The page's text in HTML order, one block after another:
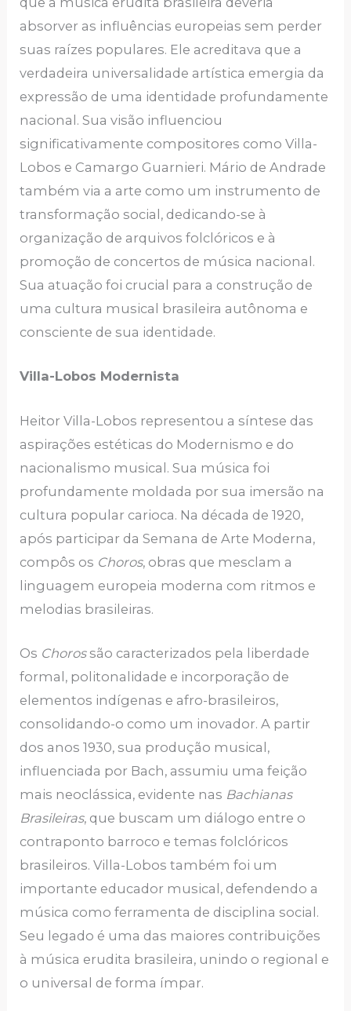
absorver as influências europeias sem perder
suas raízes populares. Ele acreditava que a
verdadeira universalidade artística emergia da
expressão de uma identidade profundamente
nacional. Sua visão influenciou
significativamente compositores como Villa-
Lobos e Camargo Guarnieri. Mário de Andrade
também via a arte como um instrumento de
transformação social, dedicando-se à
organização de arquivos folclóricos e à
promoção de concertos de música nacional.
Sua atuação foi crucial para a construção de
uma cultura musical brasileira autônoma e
consciente de sua identidade.
Villa-Lobos Modernista
Heitor Villa-Lobos representou a síntese das
aspirações estéticas do Modernismo e do
nacionalismo musical. Sua música foi
profundamente moldada por sua imersão na
cultura popular carioca. Na década de 1920,
após participar da Semana de Arte Moderna,
compôs os Choros, obras que mesclam a
linguagem europeia moderna com ritmos e
melodias brasileiras.
Os Chorossão caracterizados pela liberdade
formal, politonalidade e incorporação de
elementos indígenas e afro-brasileiros,
consolidando-o como um inovador. A partir
dos anos 1930, sua produção musical,
influenciada por Bach, assumiu uma feição
mais neoclássica, evidente nas Bachianas
Brasileiras, que buscam um diálogo entre o
contraponto barroco e temas folclóricos
brasileiros. Villa-Lobos também foi um
importante educador musical, defendendo a
música como ferramenta de disciplina social.
Seu legado é uma das maiores contribuições
à música erudita brasileira, unindo o regional e
o universal de forma ímpar.